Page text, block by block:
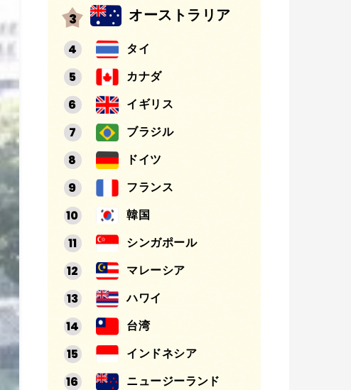
オーストラリア
タイ
カナダ
イギリス
ブラジル
ドイツ
フランス
韓国
シンガポール
マレーシア
ハワイ
台湾
インドネシア
ニュージーランド